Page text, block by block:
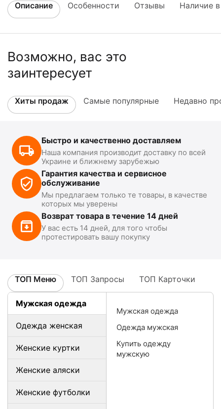
Описание Особенности Отзывы Наличие
Возможно, вас это
заинтересует
Хиты продаж Самые популярные Недавно
Быстро и качественно доставляем
Наша компания производит доставку по всей
Украине и ближнему зарубежью
Гарантия качества и сервисное
обслуживание
Мы предлагаем только те товары, в качестве
которых мы уверены
Возврат товара в течение 14 дней
У вас есть 14 дней, для того чтобы
протестировать вашу покупку
ТОП Меню ТОП Запросы ТОП Карточки
Мужская одежда
Одежда женская
Женские куртки
Женские аляски
Женские футболки
Мужская одежда
Одежда мужская
Купить одежду
мужскую